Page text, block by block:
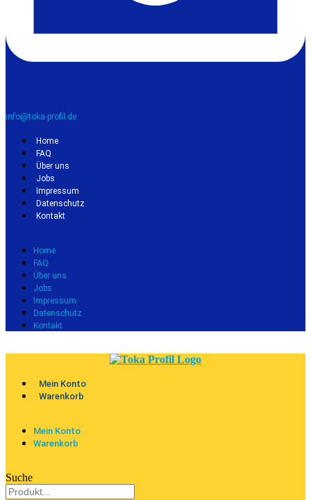
info@toka-profil.de
Home
FAQ
Über uns
Jobs
Impressum
Datenschutz
Kontakt
Home
FAQ
Über uns
Jobs
Impressum
Datenschutz
Kontakt
Mein Konto
Warenkorb
Mein Konto
Warenkorb
Suche